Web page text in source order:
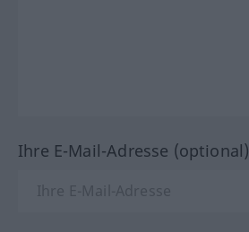
Ihre E-Mail-Adresse (optional)